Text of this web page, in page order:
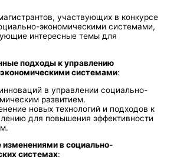
участвующих в конкурсе
экономическими системами,
интересные темы для
подходы к управлению
системами:
в управлении социально-
развитием.
новых технологий и подходов к
для повышения эффективности
изменениями в социально-
системах: